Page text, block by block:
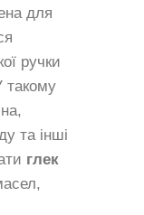
для
ручки
такому
та інші
глек